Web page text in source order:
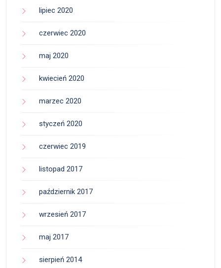
lipiec 2020
czerwiec 2020
maj 2020
kwiecień 2020
marzec 2020
styczeń 2020
czerwiec 2019
listopad 2017
październik 2017
wrzesień 2017
maj 2017
sierpień 2014